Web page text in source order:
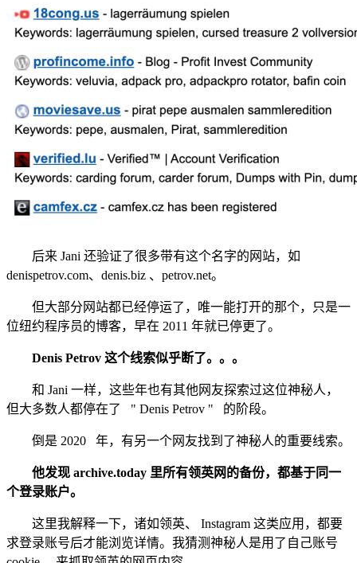
后来 Jani 还验证了很多带有这个名字的网站，如
denispetrov.com、denis.biz 、petrov.net。
但大部分网站都已经停运了，唯一能打开的那个，只是一
位纽约程序员的博客，早在 2011 年就已停更了。
Denis Petrov 这个线索似乎断了。。。
和 Jani 一样，这些年也有其他网友探索过这位神秘人，
但大多数人都停在了 " Denis Petrov " 的阶段。
倒是 2020 年，有另一个网友找到了神秘人的重要线索。
他发现 archive.today 里所有领英网的备份，都基于同一
个登录账户。
这里我解释一下，诸如领英、 Instagram 这类应用，都要
求登录账号后才能浏览详情。我猜测神秘人是用了自己账号